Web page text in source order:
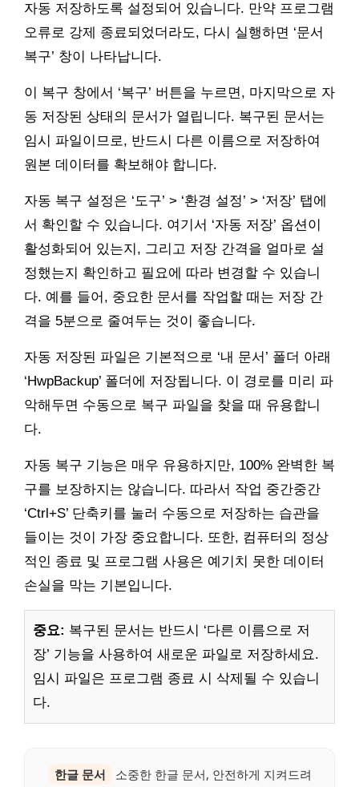
자동 저장하도록 설정되어 있습니다. 만약 프로그램
오류로 강제 종료되었더라도, 다시 실행하면 ‘문서
복구’ 창이 나타납니다.
이 복구 창에서 ‘복구’ 버튼을 누르면, 마지막으로 자
동 저장된 상태의 문서가 열립니다. 복구된 문서는
임시 파일이므로, 반드시 다른 이름으로 저장하여
원본 데이터를 확보해야 합니다.
자동 복구 설정은 ‘도구’ > ‘환경 설정’ > ‘저장’ 탭에
서 확인할 수 있습니다. 여기서 ‘자동 저장’ 옵션이
활성화되어 있는지, 그리고 저장 간격을 얼마로 설
정했는지 확인하고 필요에 따라 변경할 수 있습니
다. 예를 들어, 중요한 문서를 작업할 때는 저장 간
격을 5분으로 줄여두는 것이 좋습니다.
자동 저장된 파일은 기본적으로 ‘내 문서’ 폴더 아래
‘HwpBackup’ 폴더에 저장됩니다. 이 경로를 미리 파
악해두면 수동으로 복구 파일을 찾을 때 유용합니
다.
자동 복구 기능은 매우 유용하지만, 100% 완벽한 복
구를 보장하지는 않습니다. 따라서 작업 중간중간
‘Ctrl+S’ 단축키를 눌러 수동으로 저장하는 습관을
들이는 것이 가장 중요합니다. 또한, 컴퓨터의 정상
적인 종료 및 프로그램 사용은 예기치 못한 데이터
손실을 막는 기본입니다.
중요: 복구된 문서는 반드시 ‘다른 이름으로 저
장’ 기능을 사용하여 새로운 파일로 저장하세요.
임시 파일은 프로그램 종료 시 삭제될 수 있습니
다.
한글 문서
소중한 한글 문서, 안전하게 지켜드려